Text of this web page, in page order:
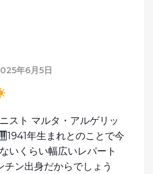
年6月5日
スト マルタ・アルゲリッ
1941年生まれとのことで今
いくらい幅広いレパート
チン出身だからでしょう